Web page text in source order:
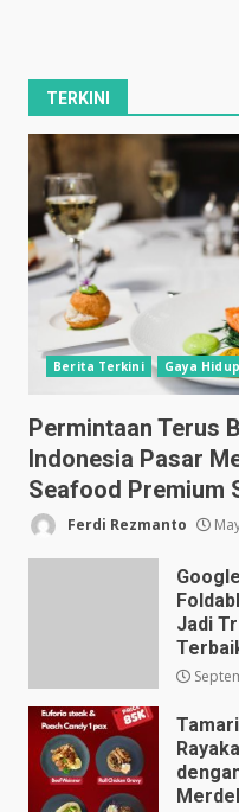
TERKINI
Berita Terkini Gaya Hidup
Permintaan Terus
Indonesia Pasar
Seafood Premium
Ferdi Rezmanto
Jadi